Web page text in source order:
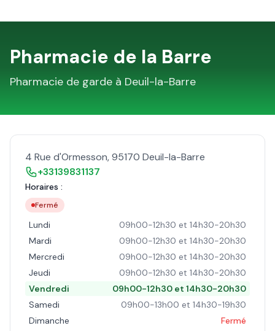
Pharmacie de la Barre
Pharmacie de garde à Deuil-la-Barre
4 Rue d'Ormesson,95170 Deuil-la-Barre
+33139831137
Horaires :
Fermé
Lundi
09h00-12h30 et 14h30-20h30
Mardi
09h00-12h30 et 14h30-20h30
Mercredi
09h00-12h30 et 14h30-20h30
Jeudi
09h00-12h30 et 14h30-20h30
Vendredi
09h00-12h30 et 14h30-20h30
Samedi
09h00-13h00 et 14h30-19h30
Dimanche
Fermé